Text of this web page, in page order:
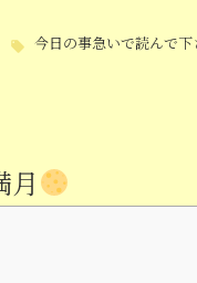
今日の事急いで読んで下
月